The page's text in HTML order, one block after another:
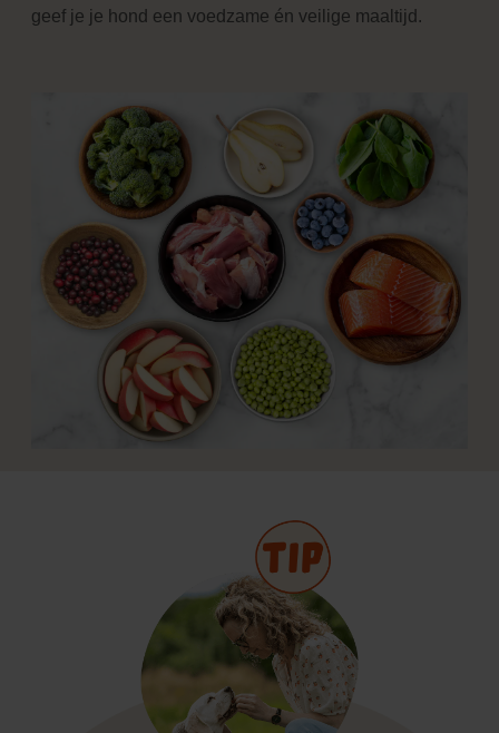
geef je je hond een voedzame én veilige maaltijd.